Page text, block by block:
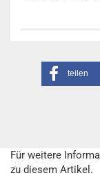
teilen
Für weitere
zu diesem Artikel.